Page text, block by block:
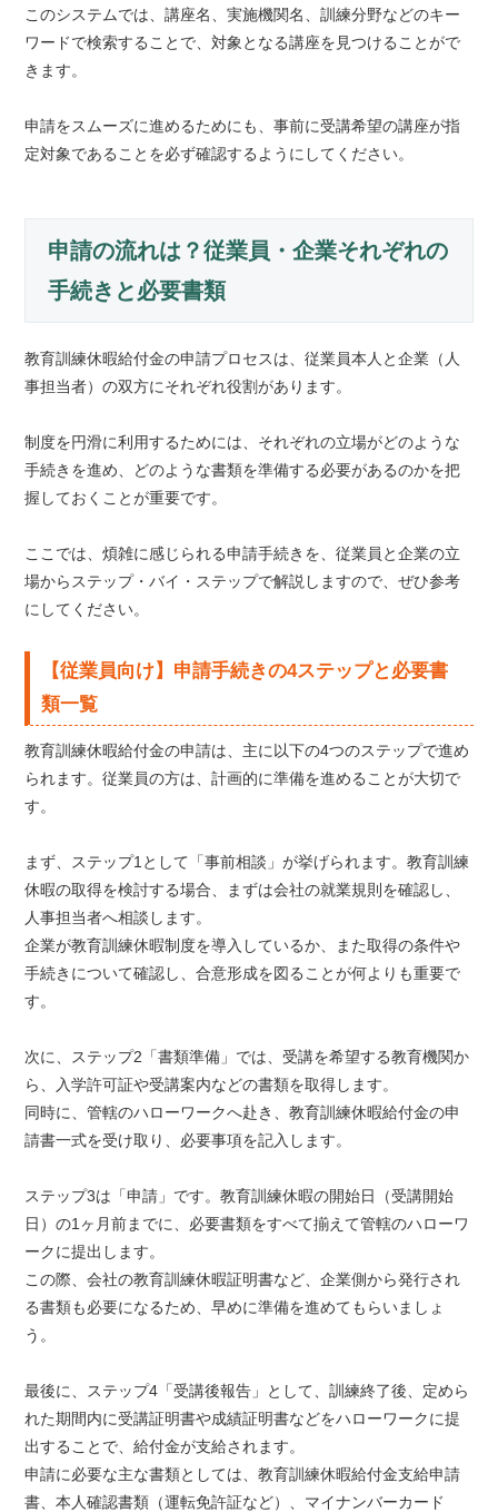
このシステムでは、講座名、実施機関名、訓練分野などのキー
ワードで検索することで、対象となる講座を見つけることがで
きます。
申請をスムーズに進めるためにも、事前に受講希望の講座が指
定対象であることを必ず確認するようにしてください。
申請の流れは？従業員・企業それぞれの
手続きと必要書類
教育訓練休暇給付金の申請プロセスは、従業員本人と企業（人
事担当者）の双方にそれぞれ役割があります。
制度を円滑に利用するためには、それぞれの立場がどのような
手続きを進め、どのような書類を準備する必要があるのかを把
握しておくことが重要です。
ここでは、煩雑に感じられる申請手続きを、従業員と企業の立
場からステップ・バイ・ステップで解説しますので、ぜひ参考
にしてください。
【従業員向け】申請手続きの4ステップと必要書
類一覧
教育訓練休暇給付金の申請は、主に以下の4つのステップで進め
られます。従業員の方は、計画的に準備を進めることが大切で
す。
まず、ステップ1として「事前相談」が挙げられます。教育訓練
休暇の取得を検討する場合、まずは会社の就業規則を確認し、
人事担当者へ相談します。
企業が教育訓練休暇制度を導入しているか、また取得の条件や
手続きについて確認し、合意形成を図ることが何よりも重要で
す。
次に、ステップ2「書類準備」では、受講を希望する教育機関か
ら、入学許可証や受講案内などの書類を取得します。
同時に、管轄のハローワークへ赴き、教育訓練休暇給付金の申
請書一式を受け取り、必要事項を記入します。
ステップ3は「申請」です。教育訓練休暇の開始日（受講開始
日）の1ヶ月前までに、必要書類をすべて揃えて管轄のハローワ
ークに提出します。
この際、会社の教育訓練休暇証明書など、企業側から発行され
る書類も必要になるため、早めに準備を進めてもらいましょ
う。
最後に、ステップ4「受講後報告」として、訓練終了後、定めら
れた期間内に受講証明書や成績証明書などをハローワークに提
出することで、給付金が支給されます。
申請に必要な主な書類としては、教育訓練休暇給付金支給申請
書、本人確認書類（運転免許証など）、マイナンバーカード